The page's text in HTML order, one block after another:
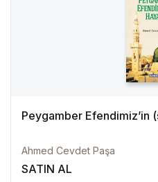
Peygamber Efendimiz’in
Ahmed Cevdet Paşa
SATIN AL